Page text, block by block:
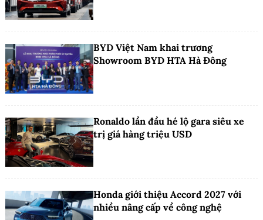
BYD Việt Nam khai trương
Showroom BYD HTA Hà Đông
Ronaldo lần đầu hé lộ gara siêu xe
trị giá hàng triệu USD
Honda giới thiệu Accord 2027 với
nhiều nâng cấp về công nghệ